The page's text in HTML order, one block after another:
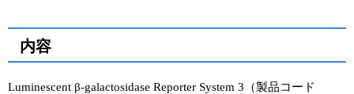
内容
Luminescent β-galactosidase Reporter System 3（製品コード